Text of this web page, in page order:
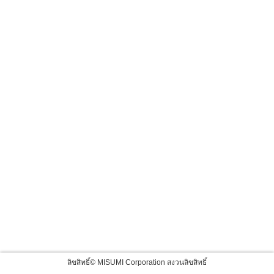
ลิขสิทธิ์© MISUMI Corporation สงวนลิขสิทธิ์